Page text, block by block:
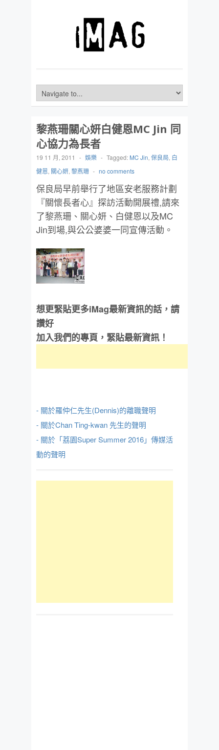
黎燕珊關心妍白健恩MC Jin 同
心協力為長者
19 11 月, 2011 - 娛樂 - Tagged: MC Jin, 保良局, 白
健恩, 關心妍, 黎燕珊 - no comments
保良局早前舉行了地區安老服務計劃
『關懷長者心』探訪活動開展禮,請來
了黎燕珊、關心妍、白健恩以及MC
Jin到場,與公公婆婆一同宣傳活動。
想更緊貼更多iMag最新資訊的話，請
讚好
加入我們的專頁，緊貼最新資訊！
- 關於羅仲仁先生(Dennis)的離職聲明
- 關於Chan Ting-kwan 先生的聲明
- 關於「荔園Super Summer 2016」傳媒活
動的聲明